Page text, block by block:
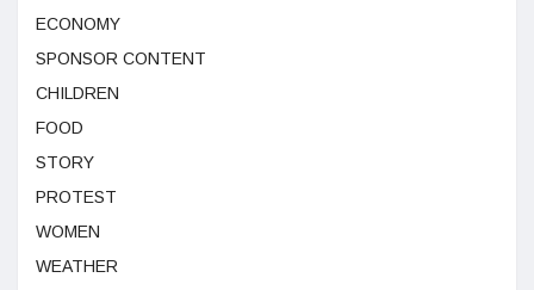
ECONOMY
SPONSOR CONTENT
CHILDREN
FOOD
STORY
PROTEST
WOMEN
WEATHER